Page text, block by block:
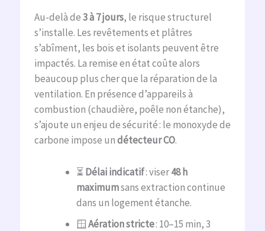
Au-delà de3 à 7 jours, le risque structurel
s’installe. Les revêtements et plâtres
s’abîment, les bois et isolants peuvent être
impactés. La remise en état coûte alors
beaucoup plus cher que la réparation de la
ventilation. En présence d’appareils à
combustion (chaudière, poêle non étanche),
s’ajoute un enjeu de sécurité : le monoxyde de
carbone impose undétecteur CO.
⏳Délai indicatif: viser48 h
maximumsans extraction continue
dans un logement étanche.
🪟Aération stricte: 10–15 min, 3